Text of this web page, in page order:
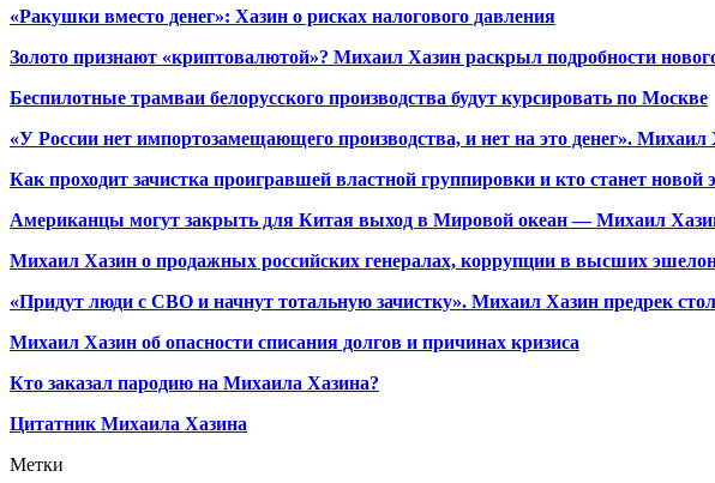
«Ракушки вместо денег»: Хазин о рисках налогового давления
Золото признают «криптовалютой»? Михаил Хазин раскрыл подробности
Беспилотные трамваи белорусского производства будут курсировать по Москве
«У России нет импортозамещающего производства, и нет на это денег».
Как проходит зачистка проигравшей властной группировки и кто станет новой
Американцы могут закрыть для Китая выход в Мировой океан — Михаил
Михаил Хазин о продажных российских генералах, коррупции в высших
«Придут люди с СВО и начнут тотальную зачистку». Михаил Хазин предрек
Михаил Хазин об опасности списания долгов и причинах кризиса
Кто заказал пародию на Михаила Хазина?
Цитатник Михаила Хазина
Метки